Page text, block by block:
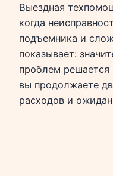
Выездная
когда
подъемника и
показывает:
проблем решается
вы продолжаете
расходов и